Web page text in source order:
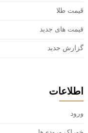
قیمت طلا
قیمت های جدید
گزارش جدید
اطلاعات
ورود